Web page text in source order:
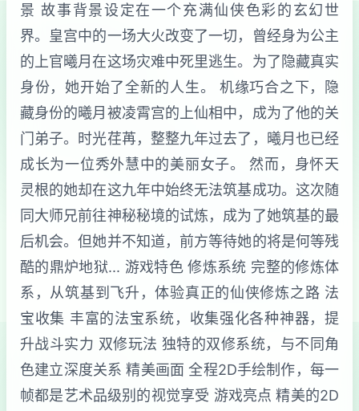
景 故事背景设定在一个充满仙侠色彩的玄幻世
界。皇宫中的一场大火改变了一切，曾经身为公主
的上官曦月在这场灾难中死里逃生。为了隐藏真实
身份，她开始了全新的人生。 机缘巧合之下，隐
藏身份的曦月被凌霄宫的上仙相中，成为了他的关
门弟子。时光荏苒，整整九年过去了，曦月也已经
成长为一位秀外慧中的美丽女子。 然而，身怀天
灵根的她却在这九年中始终无法筑基成功。这次随
同大师兄前往神秘秘境的试炼，成为了她筑基的最
后机会。但她并不知道，前方等待她的将是何等残
酷的鼎炉地狱... 游戏特色 修炼系统 完整的修炼体
系，从筑基到飞升，体验真正的仙侠修炼之路 法
宝收集 丰富的法宝系统，收集强化各种神器，提
升战斗实力 双修玩法 独特的双修系统，与不同角
色建立深度关系 精美画面 全程2D手绘制作，每一
帧都是艺术品级别的视觉享受 游戏亮点 精美的2D